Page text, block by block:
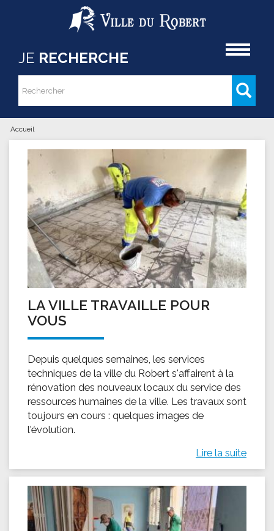
Aller au contenu principal
JE RECHERCHE
Formulaire de recherche
Rechercher
Vous êtes ici
Accueil
LA VILLE TRAVAILLE POUR
VOUS
Depuis quelques semaines, les services
techniques de la ville du Robert s'affairent à la
rénovation des nouveaux locaux du service des
ressources humaines de la ville. Les travaux sont
toujours en cours : quelques images de
l'évolution.
Lire la suite